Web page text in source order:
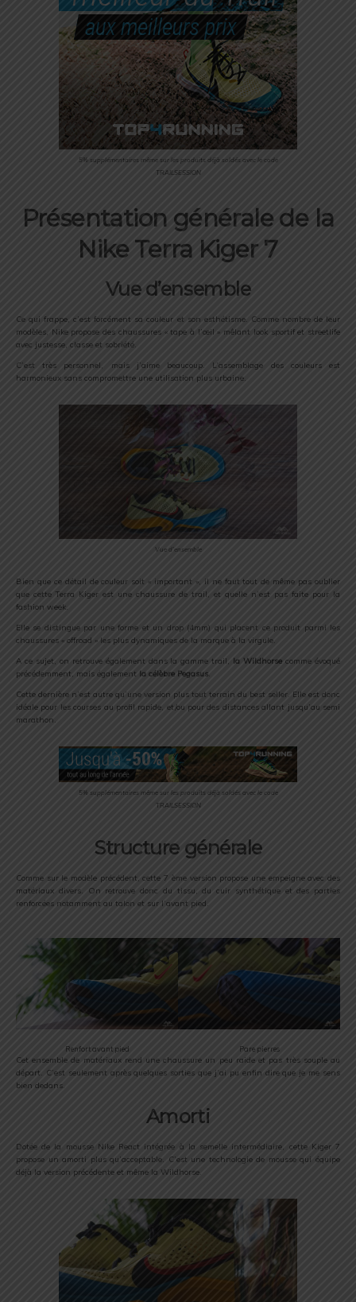
5% supplémentaires même sur les produits déjà soldés avec le code
TRAILSESSION
Présentation générale de la
Nike Terra Kiger 7
Vue d’ensemble
Ce qui frappe, c’est forcément sa couleur et son esthétisme. Comme nombre de leur
modèles, Nike propose des chaussures « tape à l’œil » mêlant look sportif et streetlife
avec justesse, classe et sobriété.
C’est très personnel, mais j’aime beaucoup. L’assemblage des couleurs est
harmonieux sans compromettre une utilisation plus urbaine.
Vue d’ensemble
Bien que ce détail de couleur soit « important », il ne faut tout de même pas oublier
que cette Terra Kiger est une chaussure de trail, et quelle n’est pas faite pour la
fashion week.
Elle se distingue par une forme et un drop (4mm) qui placent ce produit parmi les
chaussures « offroad » les plus dynamiques de la marque à la virgule.
A ce sujet, on retrouve également dans la gamme trail, la Wildhorse comme évoqué
précédemment, mais également la célèbre Pegasus.
Cette dernière n’est autre qu’une version plus tout terrain du best seller. Elle est donc
idéale pour les courses au profil rapide, et/ou pour des distances allant jusqu’au semi
marathon.
5% supplémentaires même sur les produits déjà soldés avec le code
TRAILSESSION
Structure générale
Comme sur le modèle précédent, cette 7 ème version propose une empeigne avec des
matériaux divers. On retrouve donc du tissu, du cuir synthétique et des parties
renforcées notamment au talon et sur l’avant pied.
Renfort avant pied Pare pierres
Cet ensemble de matériaux rend une chaussure un peu raide et pas très souple au
départ. C’est seulement après quelques sorties que j’ai pu enfin dire que je me sens
bien dedans.
Amorti
Dotée de la mousse Nike React intégrée à la semelle intermédiaire, cette Kiger 7
propose un amorti plus qu’acceptable. C’est une technologie de mousse qui équipe
déjà la version précédente et même la Wildhorse.